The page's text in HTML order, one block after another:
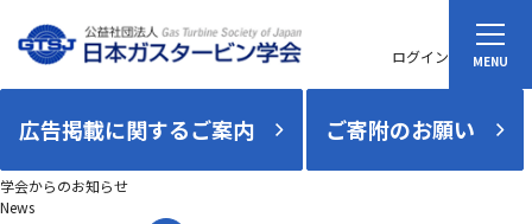
ログイン
広告掲載に関するご案内 ご寄附のお願い
学会からのお知らせ
News